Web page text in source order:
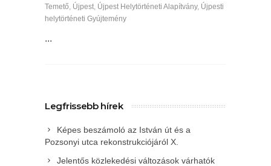
Temető Újpest Újpest Helytörténeti Alapítvány, Újpesti
helytörténeti Gyújtemény
...
Legfrissebb hírek
Képes beszámoló az István út és a
Pozsonyi utca rekonstrukciójáról X.
Jelentős közlekedési változások várhatók